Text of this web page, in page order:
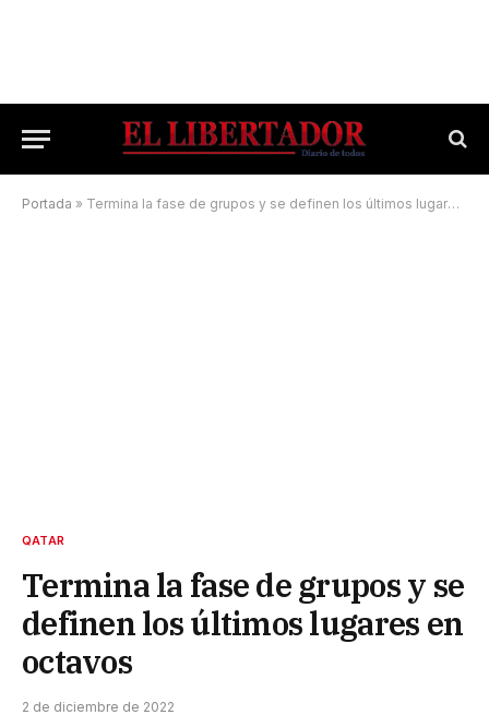
Portada » Termina la fase de grupos y se definen los últimos lugares en octavos
QATAR
Termina la fase de grupos y se
definen los últimos lugares en
octavos
2 de diciembre de 2022